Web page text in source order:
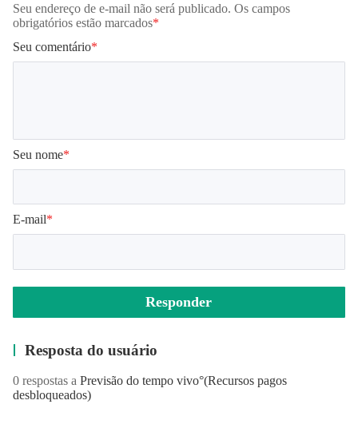
Seu endereço de e-mail não será publicado. Os campos
obrigatórios estão marcados*
Seu comentário*
Seu nome*
E-mail*
Responder
Resposta do usuário
0 respostas a Previsão do tempo vivo°(Recursos pagos
desbloqueados)